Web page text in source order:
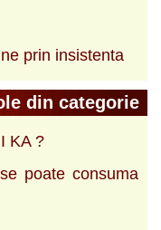
prin insistenta
din categorie
KA ?
poate consuma